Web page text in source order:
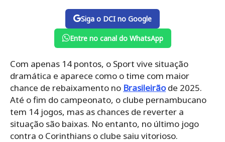
Siga o DCI no Google
Entre no canal do WhatsApp
Com apenas 14 pontos, o Sport vive situação
dramática e aparece como o time com maior
chance de rebaixamento no Brasileirãode 2025.
Até o fim do campeonato, o clube pernambucano
tem 14 jogos, mas as chances de reverter a
situação são baixas. No entanto, no último jogo
contra o Corinthians o clube saiu vitorioso.